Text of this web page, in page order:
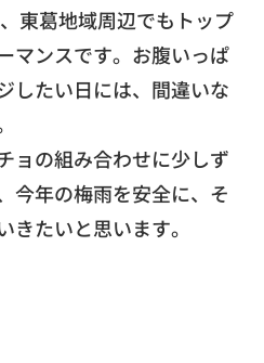
東葛地域周辺でもトップ
マンスです。 お腹いっぱ
したい日には、 間違いな
ョの組み合わせに少しず
今年の梅雨を安全に、 そ
きたいと思います。